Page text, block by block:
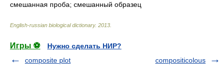
смешанная проба; смешанный образец
English-russian biological dictionary. 2013
Игры ⚽
Нужно сделать НИР?
composite plot
compositicolous